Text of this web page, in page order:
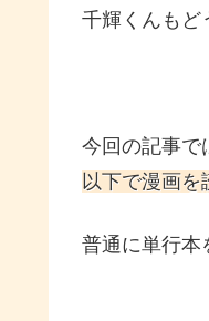
千輝くんもど
今回の記事で
以下で漫画を
普通に単行本